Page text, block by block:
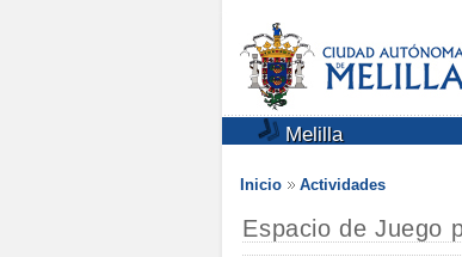
Melilla
Inicio Actividades
Espacio de Juego